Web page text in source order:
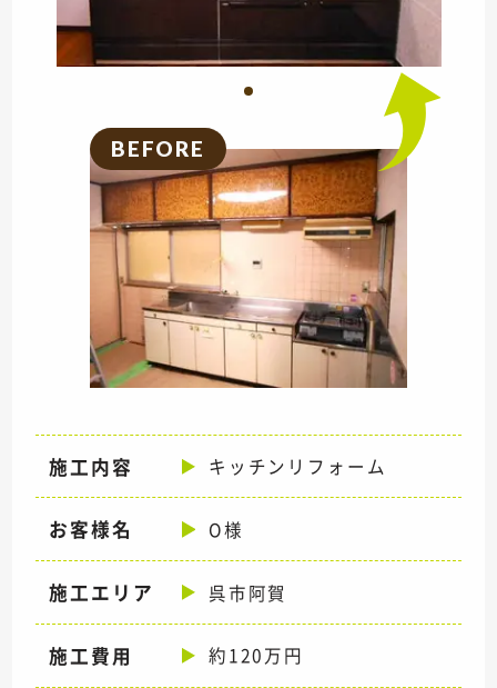
施工内容 キッチンリフォーム
お客様名 O様
施工エリア 呉市阿賀
施工費用 約120万円